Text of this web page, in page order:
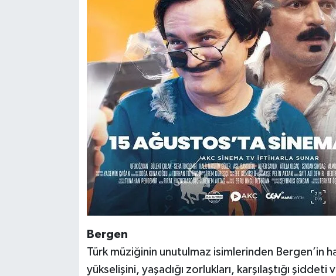
Bergen
Türk müziğinin unutulmaz isimlerinden Bergen’in
yükselişini, yaşadığı zorlukları, karşılaştığı şiddeti